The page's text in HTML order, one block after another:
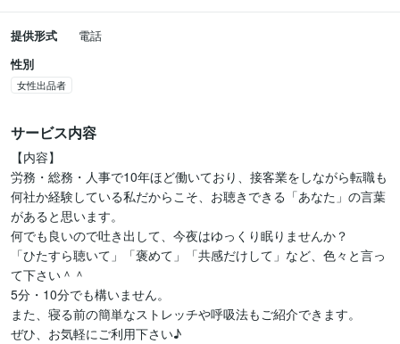
提供形式
電話
性別
女性出品者
サービス内容
【内容】
労務・総務・人事で10年ほど働いており、接客業をしながら転職も
何社か経験している私だからこそ、お聴きできる「あなた」の言葉
があると思います。
何でも良いので吐き出して、今夜はゆっくり眠りませんか？
「ひたすら聴いて」「褒めて」「共感だけして」など、色々と言っ
て下さい＾＾
5分・10分でも構いません。
また、寝る前の簡単なストレッチや呼吸法もご紹介できます。
ぜひ、お気軽にご利用下さい♪